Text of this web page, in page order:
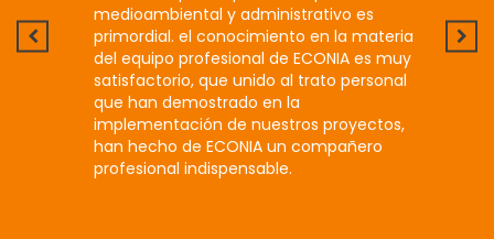
que
medioambiental y administrativo es
primordial. el conocimiento en la materia
del equipo profesional de ECONIA es muy
satisfactorio, que unido al trato personal
que han demostrado en la
implementación de nuestros proyectos,
han hecho de ECONIA un compañero
profesional indispensable.
que